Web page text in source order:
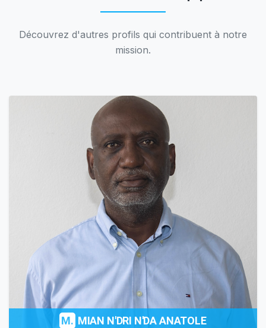
Découvrez d'autres profils qui contribuent à notre
mission.
M. MIAN N'DRI N'DA ANATOLE